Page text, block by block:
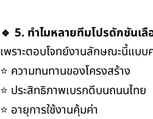
🔹 5. ทำไมหลายทีมโปรดักชันเ
เพราะตอบโจทย์งานลักษณะนี้แบบ
⭐ ความทนทานของโครงสร้าง
⭐ ประสิทธิภาพเบรกดีบนถนนไทย
⭐ อายุการใช้งานคุ้มค่า